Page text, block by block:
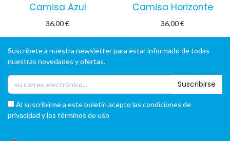
Camisa Azul
36,00€
Camisa Horizonte
36,00€
Suscríbete a nuestra newsletter para estar informado de todas
nuestras novedades y ofertas.
Suscribirse
Al suscribirme a este boletín acepto las condiciones de
privacidad y los términos de uso